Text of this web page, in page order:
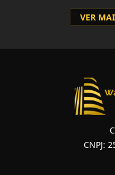
VER
CNPJ: